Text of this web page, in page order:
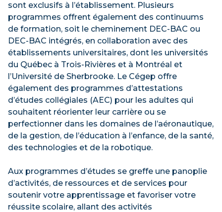
sont exclusifs à l’établissement. Plusieurs
programmes offrent également des continuums
de formation, soit le cheminement DEC-BAC ou
DEC-BAC intégrés, en collaboration avec des
établissements universitaires, dont les universités
du Québec à Trois-Rivières et à Montréal et
l’Université de Sherbrooke. Le Cégep offre
également des programmes d’attestations
d’études collégiales (AEC) pour les adultes qui
souhaitent réorienter leur carrière ou se
perfectionner dans les domaines de l’aéronautique,
de la gestion, de l’éducation à l’enfance, de la santé,
des technologies et de la robotique.
Aux programmes d’études se greffe une panoplie
d’activités, de ressources et de services pour
soutenir votre apprentissage et favoriser votre
réussite scolaire, allant des activités